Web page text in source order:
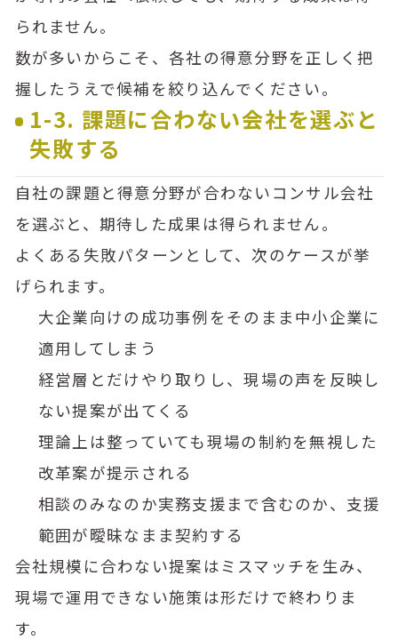
られません。
数が多いからこそ、各社の得意分野を正しく把
握したうえで候補を絞り込んでください。
1-3. 課題に合わない会社を選ぶと
失敗する
自社の課題と得意分野が合わないコンサル会社
を選ぶと、期待した成果は得られません。
よくある失敗パターンとして、次のケースが挙
げられます。
大企業向けの成功事例をそのまま中小企業に
適用してしまう
経営層とだけやり取りし、現場の声を反映し
ない提案が出てくる
理論上は整っていても現場の制約を無視した
改革案が提示される
相談のみなのか実務支援まで含むのか、支援
範囲が曖昧なまま契約する
会社規模に合わない提案はミスマッチを生み、
現場で運用できない施策は形だけで終わりま
す。